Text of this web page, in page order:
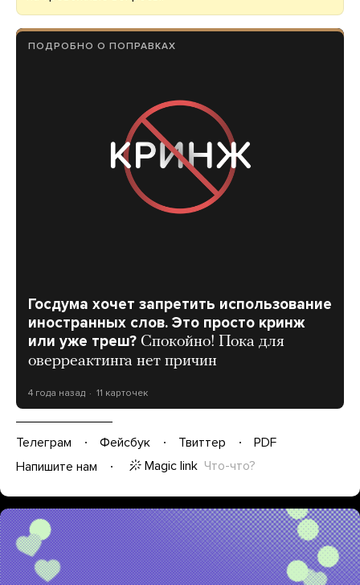
ПОДРОБНО О ПОПРАВКАХ
Госдума хочет запретить использование
иностранных слов. Это просто кринж
или уже треш? Спокойно! Пока для
оверреактинга нет причин
4 года назад 11 карточек
Телеграм Фейсбук Твиттер
PDF
Напишите нам
Magic link Что-что?